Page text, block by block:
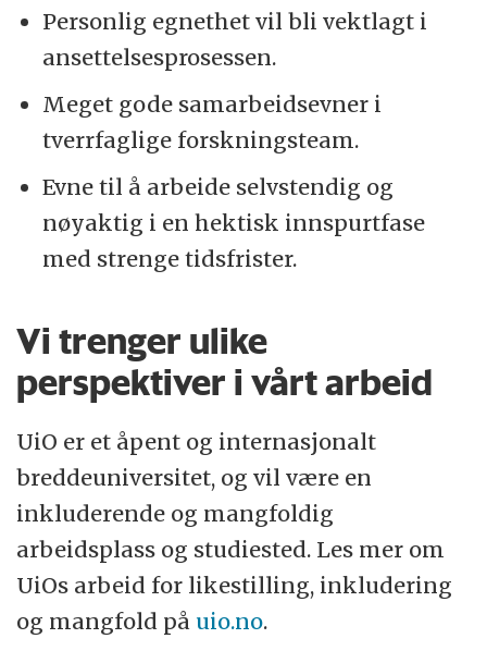
Personlig egnethet vil bli vektlagt i
ansettelsesprosessen.
Meget gode samarbeidsevner i
tverrfaglige forskningsteam.
Evne til å arbeide selvstendig og
nøyaktig i en hektisk innspurtfase
med strenge tidsfrister.
Vi trenger ulike
perspektiver i vårt arbeid
UiO er et åpent og internasjonalt
breddeuniversitet, og vil være en
inkluderende og mangfoldig
arbeidsplass og studiested. Les mer om
UiOs arbeid for likestilling, inkludering
og mangfold på uio.no.